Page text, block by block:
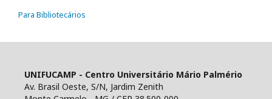
Para Bibliotecários
UNIFUCAMP - Centro Universitário Mário Palmério
Av. Brasil Oeste, S/N, Jardim Zenith